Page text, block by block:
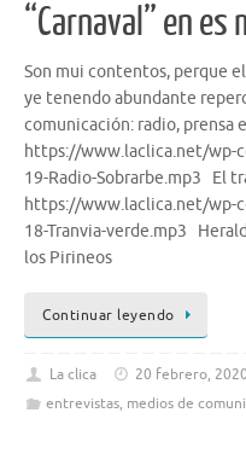
“Carnaval” en es
Son mui contentos, perque
ye tenendo abundante
comunicación: radio,
https://www.laclica.net/wp-
19-Radio-Sobrarbe.mp3 El
https://www.laclica.net/wp-
18-Tranvia-verde.mp3
los Pirineos
Continuar leyendo
La clica
20 febrero, 2020
entrevistas, medios de